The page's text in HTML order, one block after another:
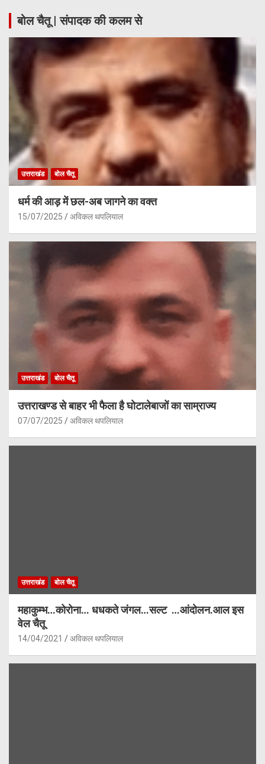
बोल चैतू | संपादक की कलम से
उत्तराखंड बोल चैतू
धर्म की आड़ में छल-अब जागने का वक्त
15/07/2025 अविकल थपलियाल
उत्तराखंड बोल चैतू
उत्तराखण्ड से बाहर भी फैला है घोटालेबाजों का साम्राज्य
07/07/2025 अविकल थपलियाल
उत्तराखंड बोल चैतू
महाकुम्भ…कोरोना… धधकते जंगल…सल्ट …आंदोलन.आल इस
वेल चैतू
14/04/2021 अविकल थपलियाल